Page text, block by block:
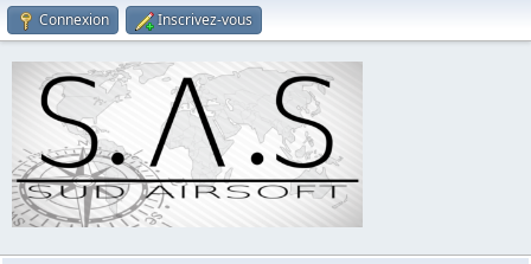
Connexion Inscrivez-vous